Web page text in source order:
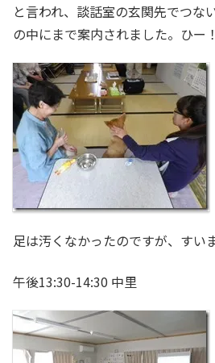
と言われ、談話室の玄関先でつな
の中にまで案内されました。ひー！
足は汚くなかったのですが、すい
午後13:30-14:30 中里